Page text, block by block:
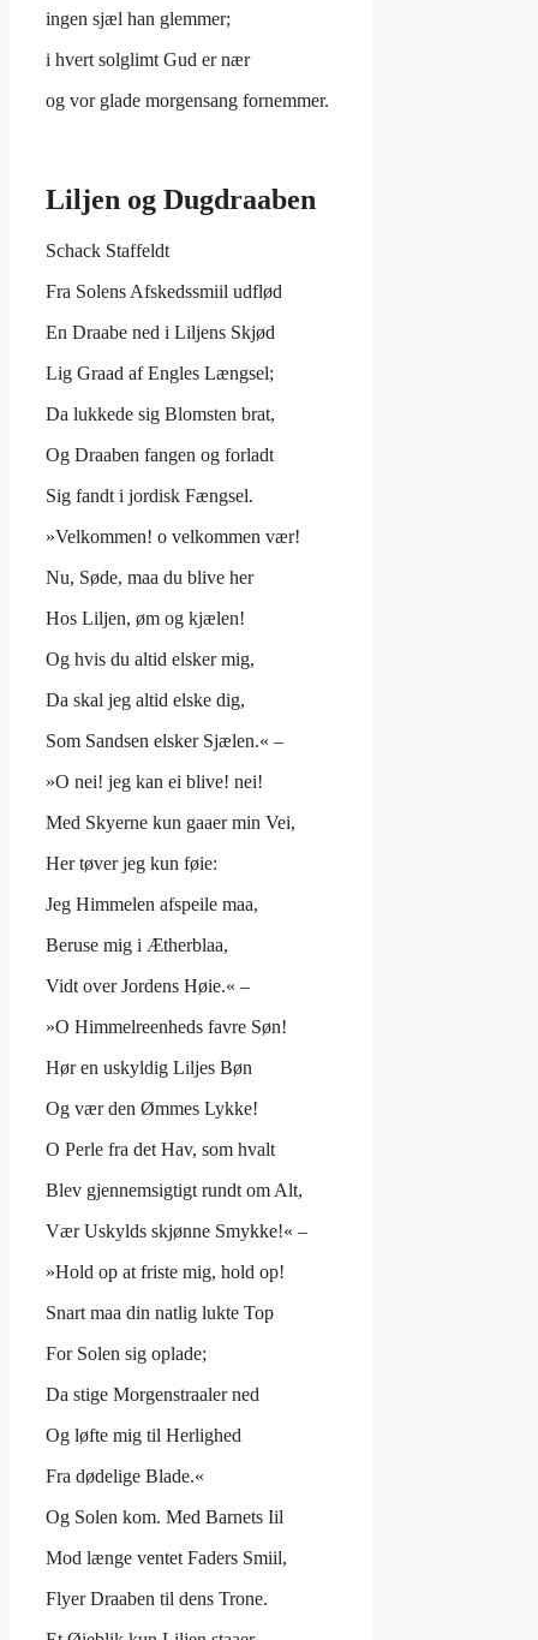
ingen sjæl han glemmer;
i hvert solglimt Gud er nær
og vor glade morgensang fornemmer.
Liljen og Dugdraaben
Schack Staffeldt
Fra Solens Afskedssmiil udflød
En Draabe ned i Liljens Skjød
Lig Graad af Engles Længsel;
Da lukkede sig Blomsten brat,
Og Draaben fangen og forladt
Sig fandt i jordisk Fængsel.
»Velkommen! o velkommen vær!
Nu, Søde, maa du blive her
Hos Liljen, øm og kjælen!
Og hvis du altid elsker mig,
Da skal jeg altid elske dig,
Som Sandsen elsker Sjælen.« –
»O nei! jeg kan ei blive! nei!
Med Skyerne kun gaaer min Vei,
Her tøver jeg kun føie:
Jeg Himmelen afspeile maa,
Beruse mig i Ætherblaa,
Vidt over Jordens Høie.« –
»O Himmelreenheds favre Søn!
Hør en uskyldig Liljes Bøn
Og vær den Ømmes Lykke!
O Perle fra det Hav, som hvalt
Blev gjennemsigtigt rundt om Alt,
Vær Uskylds skjønne Smykke!« –
»Hold op at friste mig, hold op!
Snart maa din natlig lukte Top
For Solen sig oplade;
Da stige Morgenstraaler ned
Og løfte mig til Herlighed
Fra dødelige Blade.«
Og Solen kom. Med Barnets Iil
Mod længe ventet Faders Smiil,
Flyer Draaben til dens Trone.